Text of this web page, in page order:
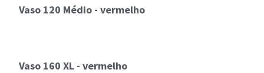
Vaso 120 Médio - vermelho
Vaso 160 XL - vermelho